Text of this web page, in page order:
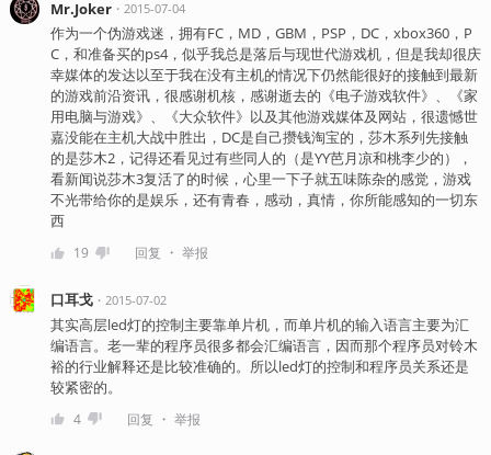
Mr.Joker・ 2015-07-04
作为一个伪游戏迷，拥有FC，MD，GBM，PSP，DC，xbox360，P
C，和准备买的ps4，似乎我总是落后与现世代游戏机，但是我却很庆
幸媒体的发达以至于我在没有主机的情况下仍然能很好的接触到最新
的游戏前沿资讯，很感谢机核，感谢逝去的《电子游戏软件》、《家
用电脑与游戏》、《大众软件》以及其他游戏媒体及网站，很遗憾世
嘉没能在主机大战中胜出，DC是自己攒钱淘宝的，莎木系列先接触
的是莎木2，记得还看见过有些同人的（是YY芭月凉和桃李少的），
看新闻说莎木3复活了的时候，心里一下子就五味陈杂的感觉，游戏
不光带给你的是娱乐，还有青春，感动，真情，你所能感知的一切东
西
19 回复 ・ 举报
口耳戈・ 2015-07-02
其实高层led灯的控制主要靠单片机，而单片机的输入语言主要为汇
编语言。老一辈的程序员很多都会汇编语言，因而那个程序员对铃木
裕的行业解释还是比较准确的。所以led灯的控制和程序员关系还是
较紧密的。
4 回复 ・ 举报